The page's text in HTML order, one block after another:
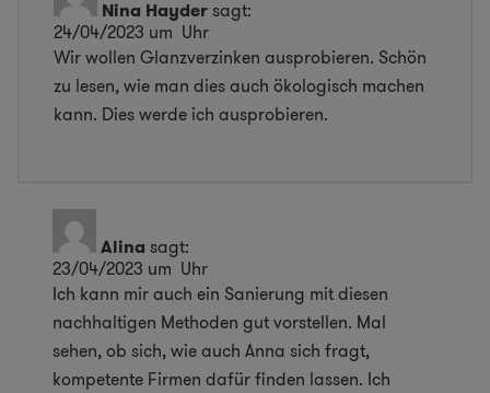
Nina Haydersagt:
24/04/2023 um Uhr
Wir wollen Glanzverzinken ausprobieren. Schön
zu lesen, wie man dies auch ökologisch machen
kann. Dies werde ich ausprobieren.
Alina sagt:
23/04/2023 um Uhr
Ich kann mir auch ein Sanierung mit diesen
nachhaltigen Methoden gut vorstellen. Mal
sehen, ob sich, wie auch Anna sich fragt,
kompetente Firmen dafür finden lassen. Ich